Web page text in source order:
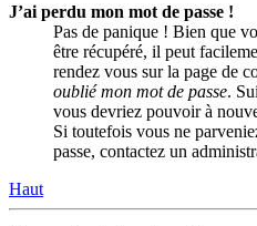
J’ai perdu mon mot de passe !
Pas de panique ! Bien que
être récupéré, il peut
rendez vous sur la page de
oublié mon mot de passe.
vous devriez pouvoir à
Si toutefois vous ne
passe, contactez un
Haut